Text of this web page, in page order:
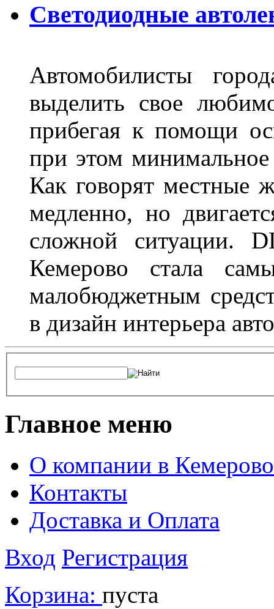
Светодиодные
Автомобилисты
выделить свое
прибегая к помощи
при этом минимальное
Как говорят местные
медленно, но
сложной ситуации.
Кемерово стала
малобюджетным
в дизайн интерьера
Главное меню
О компании в Кемерово
Контакты
Доставка и Оплата
Вход Регистрация
Корзина: пуста